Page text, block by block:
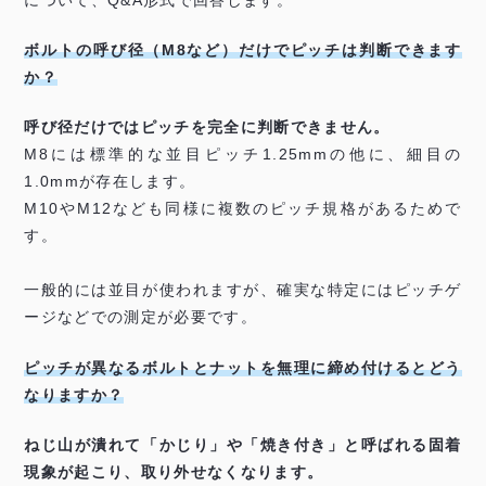
ボルトの呼び径（M8など）だけでピッチは判断できます
か？
呼び径だけではピッチを完全に判断できません。
M8には標準的な並目ピッチ1.25mmの他に、細目の
1.0mmが存在します。
M10やM12なども同様に複数のピッチ規格があるためで
す。
一般的には並目が使われますが、確実な特定にはピッチゲ
ージなどでの測定が必要です。
ピッチが異なるボルトとナットを無理に締め付けるとどう
なりますか？
ねじ山が潰れて「かじり」や「焼き付き」と呼ばれる固着
現象が起こり、取り外せなくなります。